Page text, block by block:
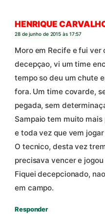
HENRIQUE
28 de junho de 2015 às 17:57
Moro em Recife e fui ver
decepçao, vi um time
tempo so deu um chute
fora. Um time covarde,
pegada, sem
Sampaio tem muito
e toda vez que vem
O tecnico, desta vez
precisava vencer e jogou
Fiquei decepcionado,
em campo.
Responder